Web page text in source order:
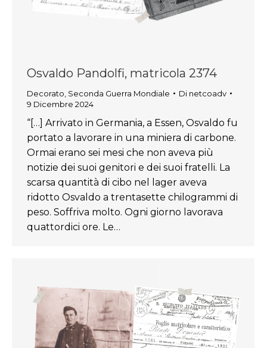
Osvaldo Pandolfi, matricola 2374
Decorato Seconda Guerra Mondiale Di netcoadv
9 Dicembre 2024
“[…] Arrivato in Germania, a Essen, Osvaldo fu
portato a lavorare in una miniera di carbone.
Ormai erano sei mesi che non aveva più
notizie dei suoi genitori e dei suoi fratelli. La
scarsa quantità di cibo nel lager aveva
ridotto Osvaldo a trentasette chilogrammi di
peso. Soffriva molto. Ogni giorno lavorava
quattordici ore. Le…